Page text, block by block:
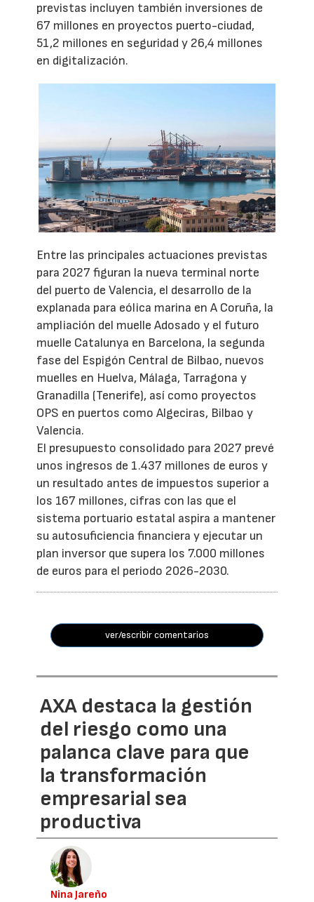
previstas incluyen también inversiones de
67 millones en proyectos puerto-ciudad,
51,2 millones en seguridad y 26,4 millones
en digitalización.
Entre las principales actuaciones previstas
para 2027 figuran la nueva terminal norte
del puerto de Valencia, el desarrollo de la
explanada para eólica marina en A Coruña, la
ampliación del muelle Adosado y el futuro
muelle Catalunya en Barcelona, la segunda
fase del Espigón Central de Bilbao, nuevos
muelles en Huelva, Málaga, Tarragona y
Granadilla (Tenerife), así como proyectos
OPS en puertos como Algeciras, Bilbao y
Valencia.
El presupuesto consolidado para 2027 prevé
unos ingresos de 1.437 millones de euros y
un resultado antes de impuestos superior a
los 167 millones, cifras con las que el
sistema portuario estatal aspira a mantener
su autosuficiencia financiera y ejecutar un
plan inversor que supera los 7.000 millones
de euros para el periodo 2026-2030.
ver/escribir comentarios
AXA destaca la gestión
del riesgo como una
palanca clave para que
la transformación
empresarial sea
productiva
Nina Jareño